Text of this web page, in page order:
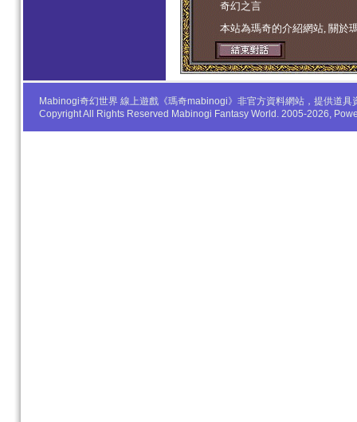
奇幻之言
本站為瑪奇的介紹網站, 關於
Mabinogi奇幻世界 線上遊戲《瑪奇mabinogi》非官方資料網站，提供道
Copyright All Rights Reserved Mabinogi Fantasy World. 2005-2026,